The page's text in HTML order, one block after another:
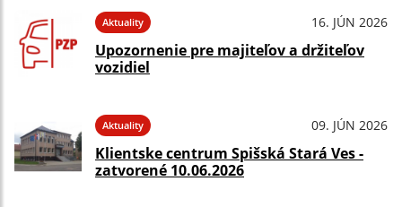
Aktuality 16. JÚN 2026
Upozornenie pre majiteľov a držiteľov
vozidiel
Aktuality 09. JÚN 2026
Klientske centrum Spišská Stará Ves -
zatvorené 10.06.2026